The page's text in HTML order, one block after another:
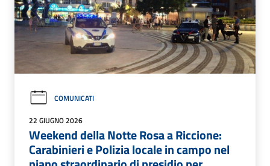
COMUNICATI
22 GIUGNO 2026
Weekend della Notte Rosa a Riccione:
Carabinieri e Polizia locale in campo nel